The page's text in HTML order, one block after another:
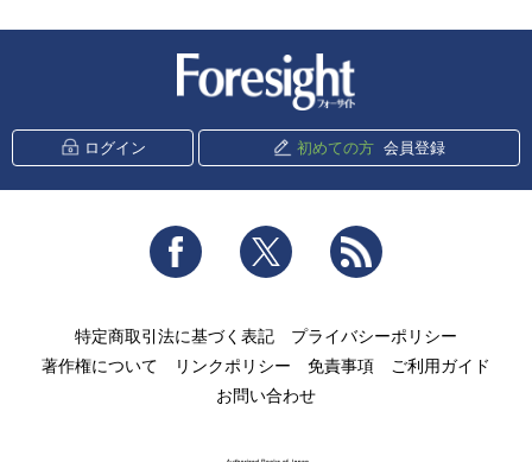
ログイン 初めての方 会員登録
Facebook Twitter
特定商取引法に基づく表記
プライバシーポリシー
著作権について
リンクポリシー 免責事項
ご利用ガイド
お問い合わせ